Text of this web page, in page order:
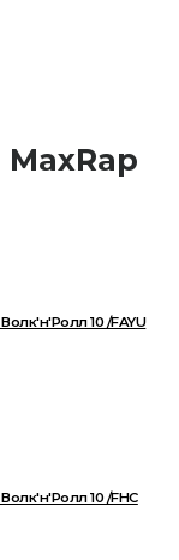
10 /FAYU
10 /FHC